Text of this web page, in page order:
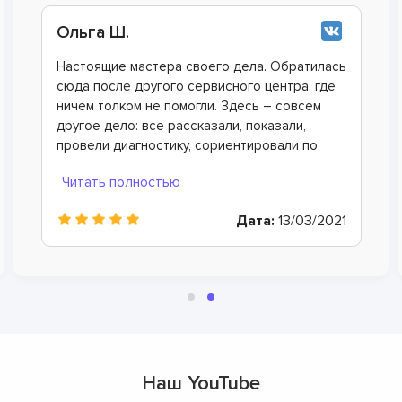
дела. Обратилась
центра, где
Здесь – совсем
показали,
сориентировали по
Дата:13/03/2021
Смотрел
хотел сделать ремонт
сэкономить, а в итоге
Хорошо коллега дал
сервисного центра,
Наш YouTube